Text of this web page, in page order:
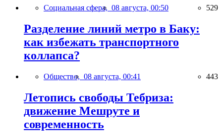
Социальная сфера, 08 августа, 00:50 529
Разделение линий метро в Баку:
как избежать транспортного
коллапса?
Общество, 08 августа, 00:41 443
Летопись свободы Тебриза:
движение Мешруте и
современность